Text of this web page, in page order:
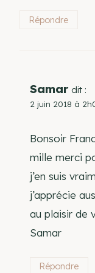
Répondre
Samar dit :
2 juin 2018 à
Bonsoir
mille merci
j’en suis
j’apprécie
au plaisir de
Samar
Répondre